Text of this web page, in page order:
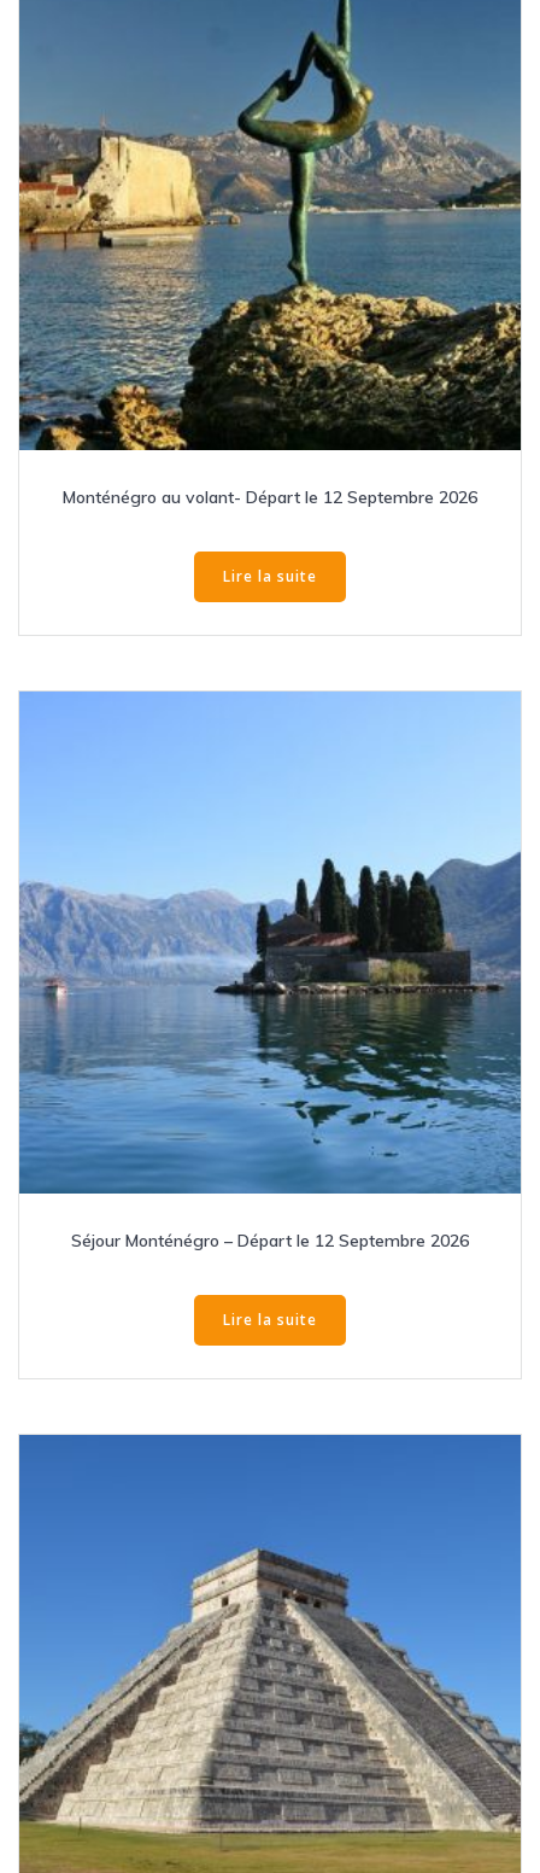
Monténégro au volant- Départ le 12 Septembre 2026
Lire la suite
Séjour Monténégro – Départ le 12 Septembre 2026
Lire la suite